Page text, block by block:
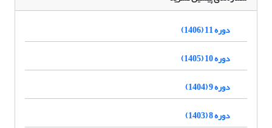
دوره 11 (1406)
دوره 10 (1405)
دوره 9 (1404)
دوره 8 (1403)